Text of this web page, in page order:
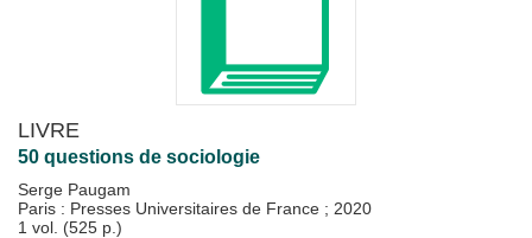
LIVRE
50 questions de sociologie
Serge Paugam
Paris : Presses Universitaires de France ; 2020
1 vol. (525 p.)